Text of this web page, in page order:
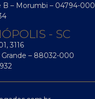
B – Morumbi – 04794-000
- SC
3116
Grande – 88032-000